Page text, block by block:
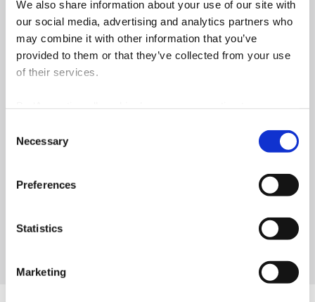
We also share information about your use of our site with
our social media, advertising and analytics partners who
may combine it with other information that you’ve
provided to them or that they’ve collected from your use
of their services.
personalisation and advertising categories, in accordance
Selection
Necessary
Preferences
Statistics
Marketing
Centros de Dados
Escritórios
Centros Comerciais e Retalho